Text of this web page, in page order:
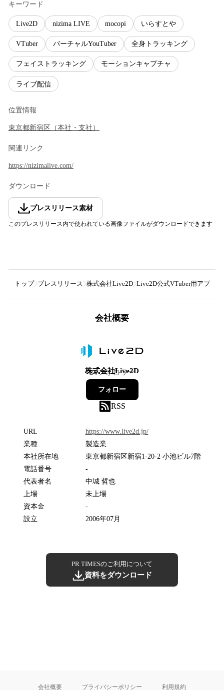
キーワード
Live2D nizima LIVE mocopi いらすとや
VTuber バーチャルYouTuber 全身トラッキング
フェイストラッキング モーションキャプチャ
ライブ配信
位置情報
東京都新宿区 （本社・支社 ）
関連リンク
https://nizimalive.com/
ダウンロード
プレスリリース素材
このプレスリリース内で使われている画像ファイルがダウンロードできます
トップ プレスリリース 株式会社Live2D Live2D公式VTuber用アプリ
会社概要
株式会社Live2D
24フォロワー
フォロー
RSS
URL
https://www.live2d.jp/
業種
製造業
本社所在地
東京都新宿区新宿1-20-2 小池ビル7階
電話番号
-
代表者名
中城 哲也
上場
未上場
資本金
-
設立
2006年07月
PR TIMESのご利用について
資料をダウンロード
会社概要 プライバシーポリシー 利用規約